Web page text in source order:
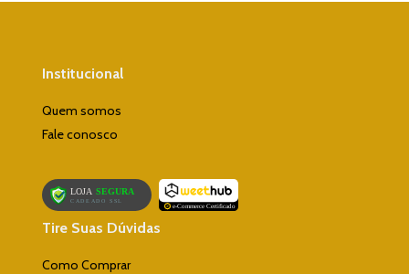
Institucional
Quem somos
Fale conosco
Tire Suas Dúvidas
Como Comprar